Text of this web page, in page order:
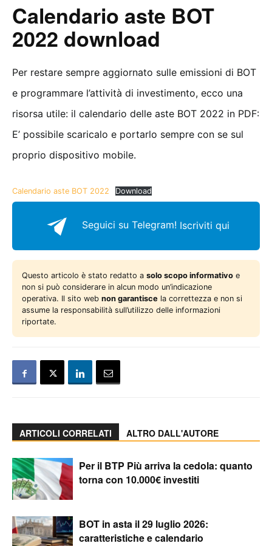
Calendario aste BOT
2022 download
Per restare sempre aggiornato sulle emissioni di BOT
e programmare l’attività di investimento, ecco una
risorsa utile: il calendario delle aste BOT 2022 in PDF:
E’ possibile scaricalo e portarlo sempre con se sul
proprio dispositivo mobile.
Calendario aste BOT 2022 Download
Seguici su Telegram! Iscriviti qui
Questo articolo è stato redatto a solo scopo informativo e
non si può considerare in alcun modo un’indicazione
operativa. Il sito web non garantisce la correttezza e non si
assume la responsabilità sull’utilizzo delle informazioni
riportate.
ARTICOLI CORRELATI ALTRO DALL'AUTORE
Per il BTP Più arriva la cedola: quanto
torna con 10.000€ investiti
BOT in asta il 29 luglio 2026:
caratteristiche e calendario